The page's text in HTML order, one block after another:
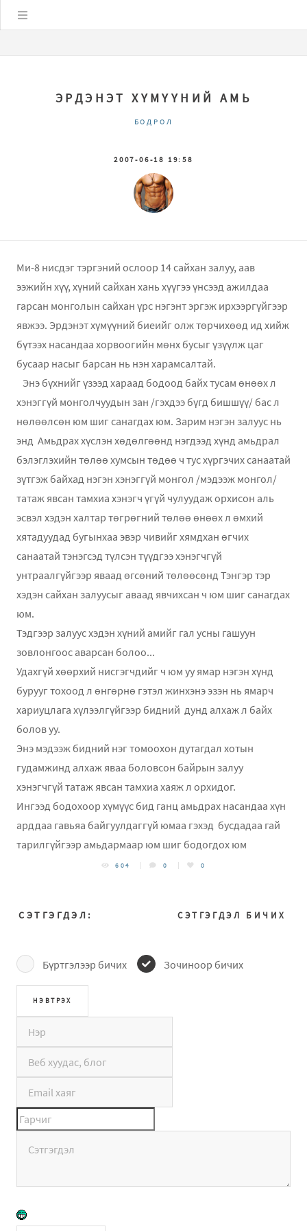
ЭРДЭНЭТ ХҮМҮҮНИЙ АМЬ
БОДРОЛ
2007-06-18 19:58
Ми-8 нисдэг тэргэний ослоор 14 сайхан залуу, аав
ээжийн хүү, хүний сайхан хань хүүгээ үнсээд ажилдаа
гарсан монголын сайхан үрс нэгэнт эргэж ирхээргүйгээр
явжээ. Эрдэнэт хүмүүний биеийг олж төрчихөөд ид хийж
бүтээх насандаа хорвоогийн мөнх бусыг үзүүлж цаг
бусаар насыг барсан нь нэн харамсалтай.
Энэ бүхнийг үзээд хараад бодоод байх тусам өнөөх л
хэнэггүй монголчуудын зан /гэхдээ бүгд бишшүү/ бас л
нөлөөлсөн юм шиг санагдах юм. Зарим нэгэн залуус нь
энд Амьдрах хүслэн хөдөлгөөнд нэгдээд хүнд амьдрал
бэлэглэхийн төлөө хумсын төдөө ч тус хүргэчих санаатай
зүтгэж байхад нэгэн хэнэггүй монгол /мэдээж монгол/
татаж явсан тамхиа хэнэгч үгүй чулуудаж орхисон аль
эсвэл хэдэн халтар төгрөгний төлөө өнөөх л өмхий
хятадуудад бугынхаа эвэр чивийг хямдхан өгчих
санаатай тэнэгсэд түлсэн түүдгээ хэнэгчгүй
унтраалгүйгээр яваад өгсөний төлөөсөнд Тэнгэр тэр
хэдэн сайхан залуусыг аваад явчихсан ч юм шиг санагдах
юм.
Тэдгээр залуус хэдэн хүний амийг гал усны гашуун
зовлонгоос аварсан болоо...
Удахгүй хөөрхий нисгэгчдийг ч юм уу ямар нэгэн хүнд
бурууг тохоод л өнгөрнө гэтэл жинхэнэ эзэн нь ямарч
хариуцлага хүлээлгүйгээр бидний дунд алхаж л байх
болов уу.
Энэ мэдээж бидний нэг томоохон дутагдал хотын
гудамжинд алхаж яваа боловсон байрын залуу
хэнэгчгүй татаж явсан тамхиа хаяж л орхидог.
Ингээд бодохоор хүмүүс бид ганц амьдрах насандаа хүн
арддаа гавьяа байгуулдаггүй юмаа гэхэд бусдадаа гай
тарилгүйгээр амьдармаар юм шиг бодогдох юм
604 0 0
СЭТГЭГДЭЛ БИЧИХ
СЭТГЭГДЭЛ:
Бүртгэлээр бичих Зочиноор бичих